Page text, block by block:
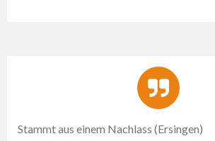
Stammt aus einem Nachlass (Ersingen)